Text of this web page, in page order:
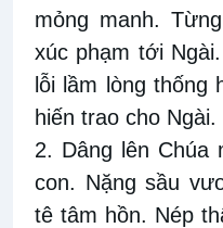
mỏng manh.
xúc phạm tới
lỗi lầm lòng thống
hiến trao cho Ngài.
2. Dâng lên Chúa
con. Nặng sầu
tê tâm hồn. Nép